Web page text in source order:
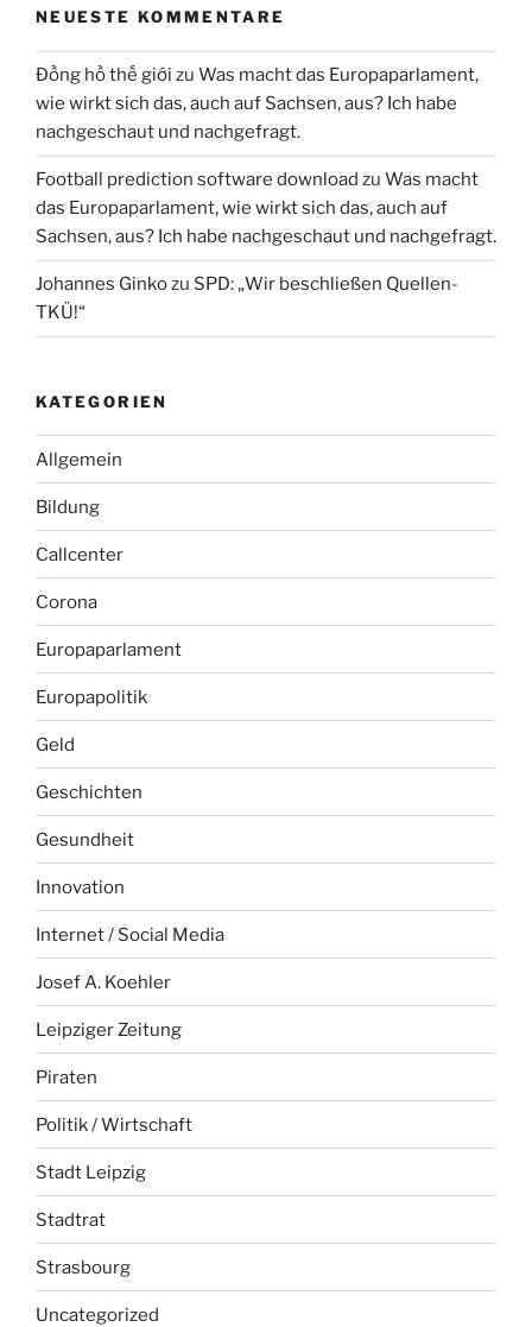
NEUESTE KOMMENTARE
Đồng hồ thế giới zu Was macht das Europaparlament,
wie wirkt sich das, auch auf Sachsen, aus? Ich habe
nachgeschaut und nachgefragt.
Football prediction software download zu Was macht
das Europaparlament, wie wirkt sich das, auch auf
Sachsen, aus? Ich habe nachgeschaut und nachgefragt.
Johannes Ginkozu SPD: „Wir beschließen Quellen-
TKÜ!“
KATEGORIEN
Allgemein
Bildung
Callcenter
Corona
Europaparlament
Europapolitik
Geld
Geschichten
Gesundheit
Innovation
Internet / Social Media
Josef A. Koehler
Leipziger Zeitung
Piraten
Politik / Wirtschaft
Stadt Leipzig
Stadtrat
Strasbourg
Uncategorized